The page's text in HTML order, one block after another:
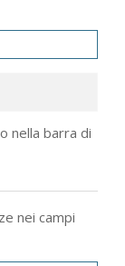
nella barra di
nei campi